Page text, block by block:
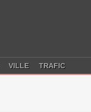
VILLE TRAFIC